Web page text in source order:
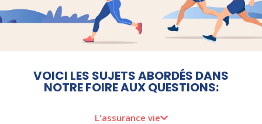
VOICI LES SUJETS ABORDÉS DANS
NOTRE FOIRE AUX QUESTIONS:
L'assurance vie